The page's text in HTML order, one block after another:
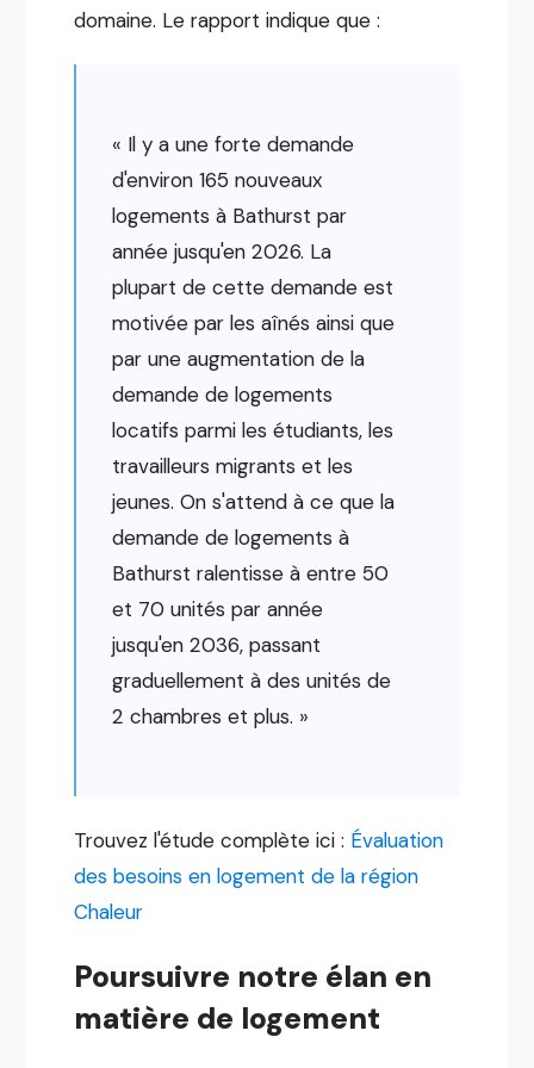
domaine. Le rapport indique que :
« Il y a une forte demande
d'environ 165 nouveaux
logements à Bathurst par
année jusqu'en 2026. La
plupart de cette demande est
motivée par les aînés ainsi que
par une augmentation de la
demande de logements
locatifs parmi les étudiants, les
travailleurs migrants et les
jeunes. On s'attend à ce que la
demande de logements à
Bathurst ralentisse à entre 50
et 70 unités par année
jusqu'en 2036, passant
graduellement à des unités de
2 chambres et plus. »
Trouvez l'étude complète ici : Évaluation
des besoins en logement de la région
Chaleur
Poursuivre notre élan en
matière de logement